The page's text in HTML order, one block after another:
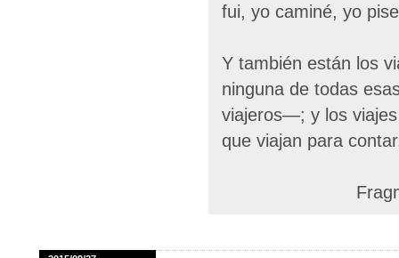
fui, yo caminé, yo
Y también están los
ninguna de todas
viajeros—; y los
que viajan para